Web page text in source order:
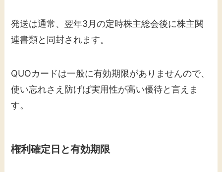
発送は通常、翌年3月の定時株主総会後に株主関
連書類と同封されます。
QUOカードは一般に有効期限がありませんので、
使い忘れさえ防げば実用性が高い優待と言えま
す。
権利確定日と有効期限